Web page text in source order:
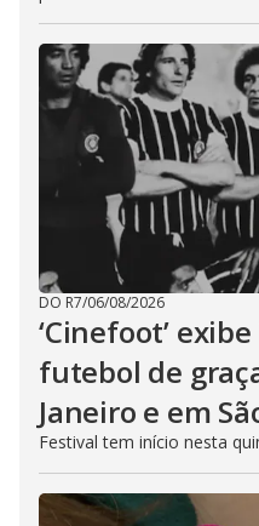
DO R7/06/08/2026
‘Cinefoot’
futebol de
Janeiro e em
Festival tem início nesta